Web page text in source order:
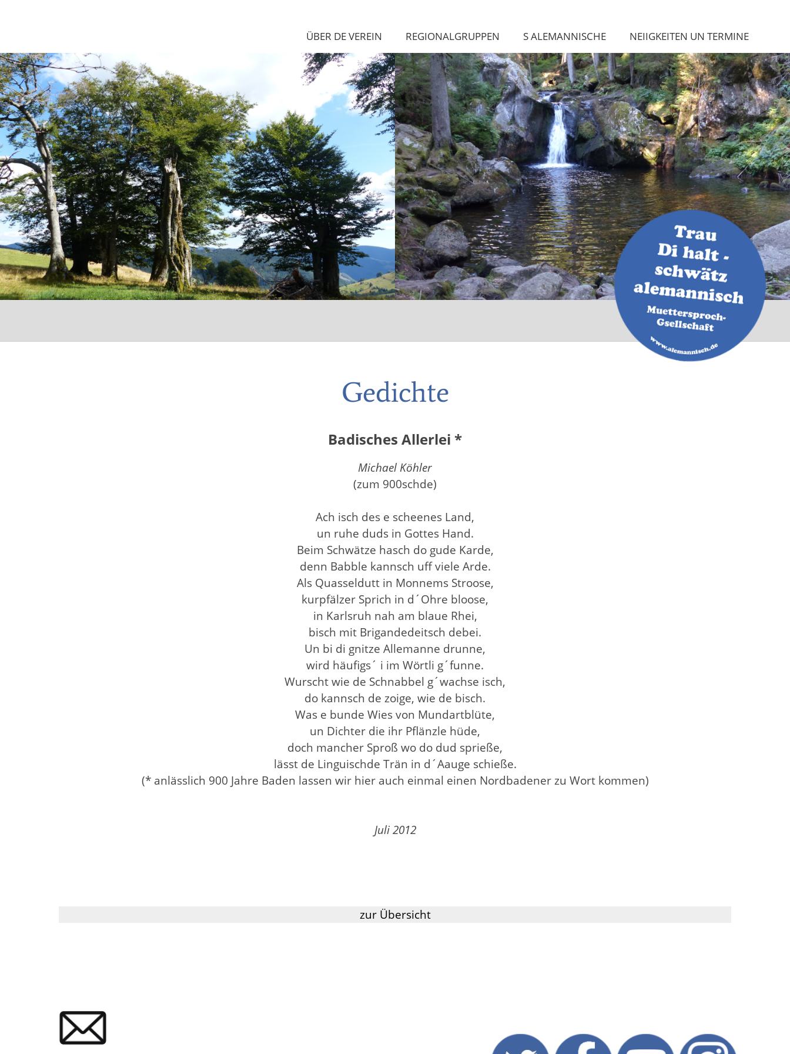
ÜBER DE VEREIN REGIONALGRUPPEN S ALEMANNISCHE NEIIGKEITEN UN TERMINE
Gedichte
Badisches Allerlei *
Michael Köhler
(zum 900schde)
Ach isch des e scheenes Land,
un ruhe duds in Gottes Hand.
Beim Schwätze hasch do gude Karde,
denn Babble kannsch uff viele Arde.
Als Quasseldutt in Monnems Stroose,
kurpfälzer Sprich in d´Ohre bloose,
in Karlsruh nah am blaue Rhei,
bisch mit Brigandedeitsch debei.
Un bi di gnitze Allemanne drunne,
wird häufigs´ i im Wörtli g´funne.
Wurscht wie de Schnabbel g´wachse isch,
do kannsch de zoige, wie de bisch.
Was e bunde Wies von Mundartblüte,
un Dichter die ihr Pflänzle hüde,
doch mancher Sproß wo do dud sprieße,
lässt de Linguischde Trän in d´Aauge schieße.
(* anlässlich 900 Jahre Baden lassen wir hier auch einmal einen Nordbadener zu Wort kommen)
Juli 2012
zur Übersicht